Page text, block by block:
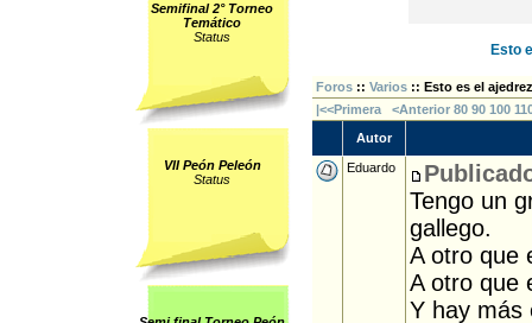
Semifinal 2° Torneo
Temático
Status
VII Peón Peleón
Status
Esto
Foros:: Varios:: Esto es el
|<<Primera
<Anterior 80 90 100
Autor
Eduardo
Tengo un
gallego.
A otro que
A otro que
Y hay más